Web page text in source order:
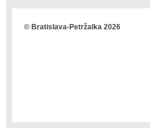
© Bratislava-Petržalka 2026